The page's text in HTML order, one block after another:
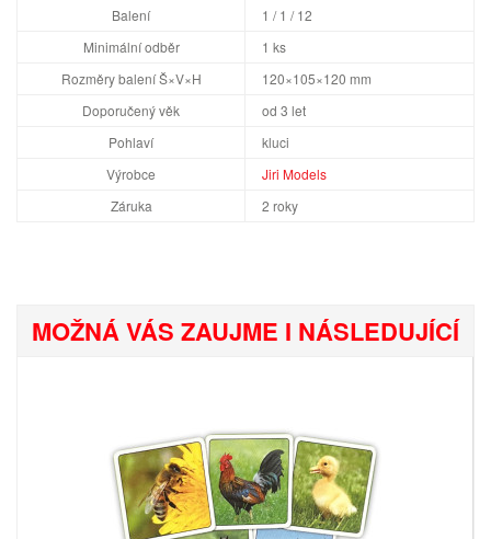
Balení
1 / 1 / 12
Minimální odběr
1 ks
Rozměry balení Š×V×H
120×105×120 mm
Doporučený věk
od 3 let
Pohlaví
kluci
Výrobce
Jiri Models
Záruka
2 roky
MOŽNÁ VÁS ZAUJME I NÁSLEDUJÍCÍ